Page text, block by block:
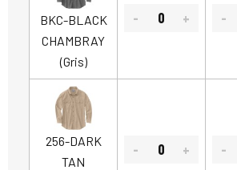
BKC-BLACK
CHAMBRAY
(Gris)
256-DARK
TAN